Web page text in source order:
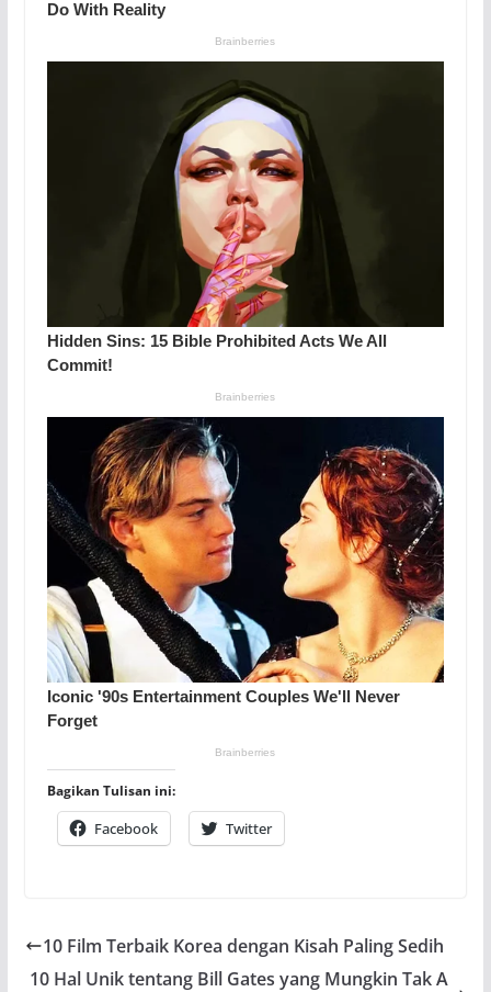
Bagikan Tulisan ini:
Facebook Twitter
10 Film Terbaik Korea dengan Kisah Paling Sedih
10 Hal Unik tentang Bill Gates yang Mungkin Tak A